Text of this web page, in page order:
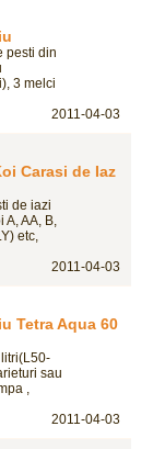
pesti din
3 melci
2011-04-03
Carasi de Iaz
de iazi
AA, B,
etc,
2011-04-03
Tetra Aqua 60
sau
,
2011-04-03